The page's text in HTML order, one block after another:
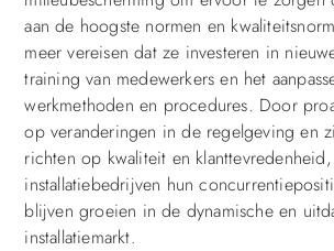
aan de hoogste normen en
meer vereisen dat ze investeren in
training van medewerkers en het
werkmethoden en procedures. Door
op veranderingen in de regelgeving en
richten op kwaliteit en
installatiebedrijven hun
blijven groeien in de dynamische en
installatiemarkt.